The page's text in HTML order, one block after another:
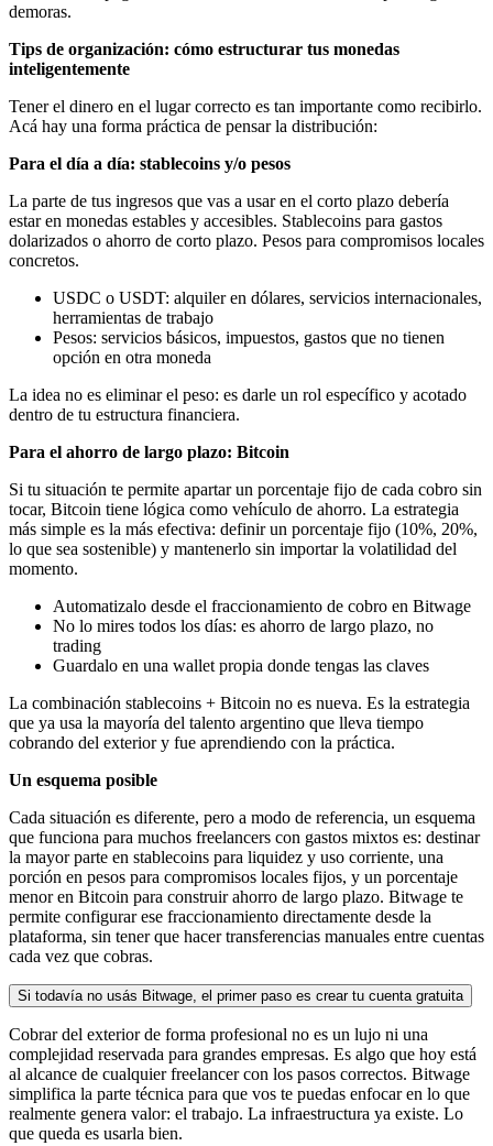
demoras.
Tips de organización: cómo estructurar tus monedas
inteligentemente
Tener el dinero en el lugar correcto es tan importante como recibirlo.
Acá hay una forma práctica de pensar la distribución:
Para el día a día: stablecoins y/o pesos
La parte de tus ingresos que vas a usar en el corto plazo debería
estar en monedas estables y accesibles. Stablecoins para gastos
dolarizados o ahorro de corto plazo. Pesos para compromisos locales
concretos.
USDC o USDT: alquiler en dólares, servicios internacionales,
herramientas de trabajo
Pesos: servicios básicos, impuestos, gastos que no tienen
opción en otra moneda
La idea no es eliminar el peso: es darle un rol específico y acotado
dentro de tu estructura financiera.
Para el ahorro de largo plazo: Bitcoin
Si tu situación te permite apartar un porcentaje fijo de cada cobro sin
tocar, Bitcoin tiene lógica como vehículo de ahorro. La estrategia
más simple es la más efectiva: definir un porcentaje fijo (10%, 20%,
lo que sea sostenible) y mantenerlo sin importar la volatilidad del
momento.
Automatizalo desde el fraccionamiento de cobro en Bitwage
No lo mires todos los días: es ahorro de largo plazo, no
trading
Guardalo en una wallet propia donde tengas las claves
La combinación stablecoins + Bitcoin no es nueva. Es la estrategia
que ya usa la mayoría del talento argentino que lleva tiempo
cobrando del exterior y fue aprendiendo con la práctica.
Un esquema posible
Cada situación es diferente, pero a modo de referencia, un esquema
que funciona para muchos freelancers con gastos mixtos es: destinar
la mayor parte en stablecoins para liquidez y uso corriente, una
porción en pesos para compromisos locales fijos, y un porcentaje
menor en Bitcoin para construir ahorro de largo plazo. Bitwage te
permite configurar ese fraccionamiento directamente desde la
plataforma, sin tener que hacer transferencias manuales entre cuentas
cada vez que cobras.
Si todavía no usás Bitwage, el primer paso es crear tu cuenta gratuita
Cobrar del exterior de forma profesional no es un lujo ni una
complejidad reservada para grandes empresas. Es algo que hoy está
al alcance de cualquier freelancer con los pasos correctos. Bitwage
simplifica la parte técnica para que vos te puedas enfocar en lo que
realmente genera valor: el trabajo. La infraestructura ya existe. Lo
que queda es usarla bien.